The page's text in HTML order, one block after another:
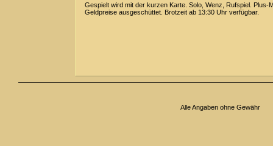
Gespielt wird mit der kurzen Karte. Solo, Wenz, Rufspiel. Plus-
Geldpreise ausgeschüttet. Brotzeit ab 13:30 Uhr verfügbar.
Alle Angaben ohne Gewähr